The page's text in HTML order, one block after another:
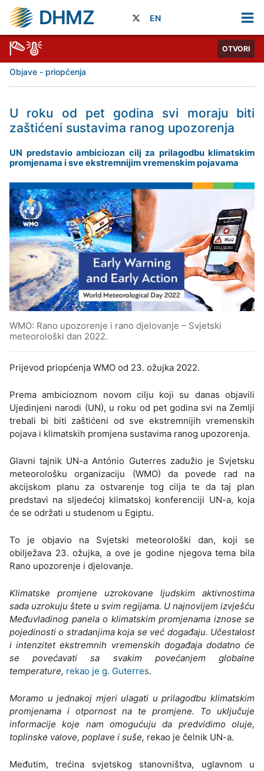
DHMZ EN
OTVORI
Objave - priopćenja
U roku od pet godina svi moraju biti
zaštićeni sustavima ranog upozorenja
UN predstavio ambiciozan cilj za prilagodbu klimatskim
promjenama i sve ekstremnijim vremenskim pojavama
WMO: Rano upozorenje i rano djelovanje – Svjetski
meteorološki dan 2022.
Prijevod priopćenja WMO od 23. ožujka 2022.
Prema ambicioznom novom cilju koji su danas objavili
Ujedinjeni narodi (UN), u roku od pet godina svi na Zemlji
trebali bi biti zaštićeni od sve ekstremnijih vremenskih
pojava i klimatskih promjena sustavima ranog upozorenja.
Glavni tajnik UN-a António Guterres zadužio je Svjetsku
meteorološku organizaciju (WMO) da povede rad na
akcijskom planu za ostvarenje tog cilja te da taj plan
predstavi na sljedećoj klimatskoj konferenciji UN-a, koja
će se održati u studenom u Egiptu.
To je objavio na Svjetski meteorološki dan, koji se
obilježava 23. ožujka, a ove je godine njegova tema bila
Rano upozorenje i djelovanje.
Klimatske promjene uzrokovane ljudskim aktivnostima
sada uzrokuju štete u svim regijama. U najnovijem izvješću
Međuvladinog panela o klimatskim promjenama iznose se
pojedinosti o stradanjima koja se već događaju. Učestalost
i intenzitet ekstremnih vremenskih događaja dodatno će
se povećavati sa svakim povećanjem globalne
temperature, rekao je g. Guterres.
Moramo u jednakoj mjeri ulagati u prilagodbu klimatskim
promjenama i otpornost na te promjene. To uključuje
informacije koje nam omogućuju da predvidimo oluje,
toplinske valove, poplave i suše, rekao je čelnik UN-a.
Međutim, trećina svjetskog stanovništva, uglavnom u